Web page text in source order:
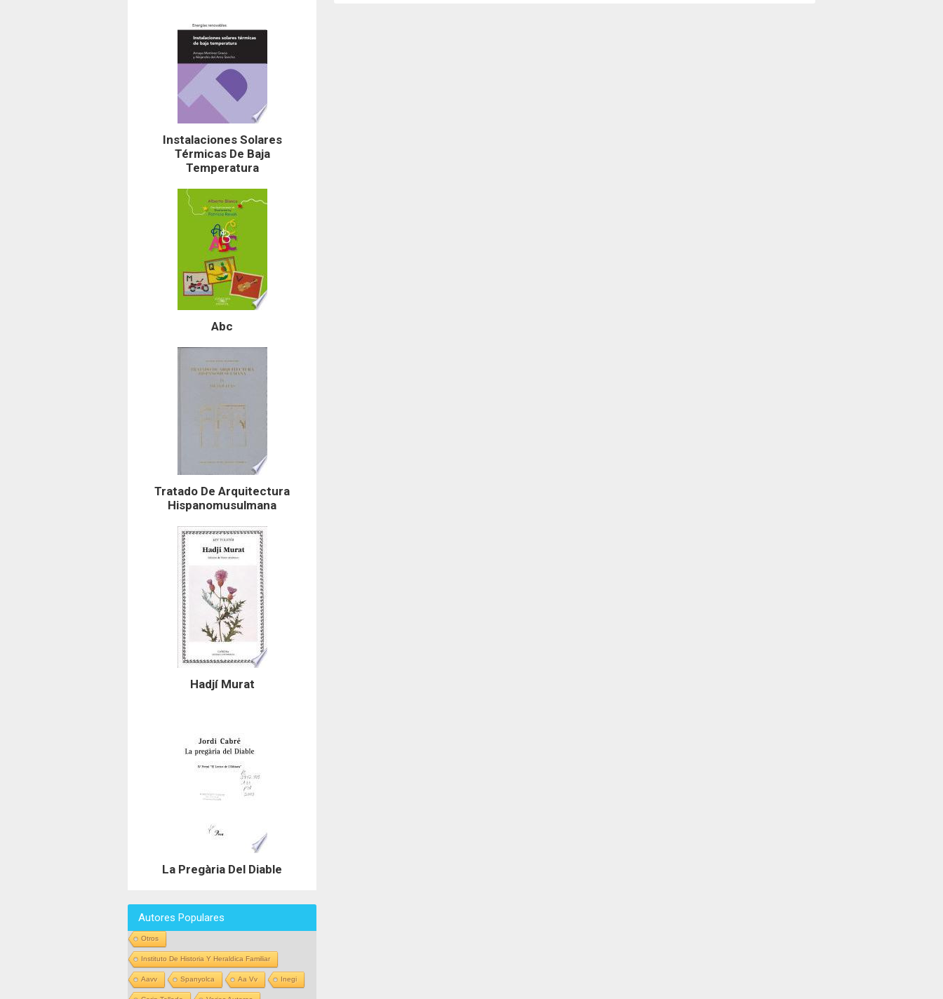
Instalaciones Solares
Térmicas De Baja
Temperatura
Abc
Tratado De Arquitectura
Hispanomusulmana
Hadjí Murat
La Pregària Del Diable
Autores Populares
Otros
Instituto De Historia Y Heraldica Familiar
Aavv Spanyolca Aa Vv Inegi